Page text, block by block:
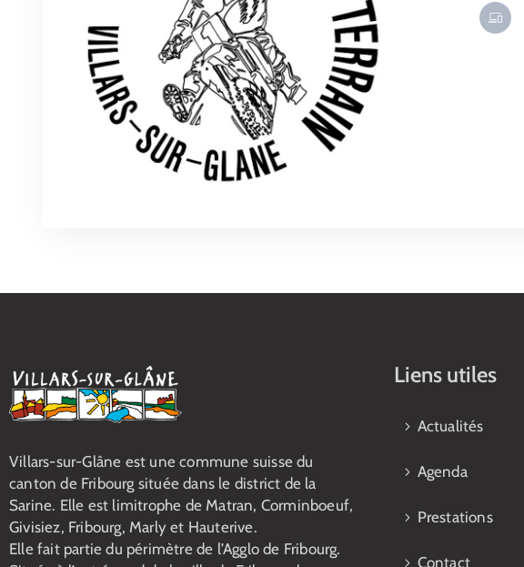
Villars-sur-Glâne est une commune suisse du
canton de Fribourg située dans le district de la
Sarine. Elle est limitrophe de Matran, Corminboeuf,
Givisiez, Fribourg, Marly et Hauterive.
Elle fait partie du périmètre de l’Agglo de Fribourg.
Liens utiles
Actualités
Agenda
Prestations
Contact